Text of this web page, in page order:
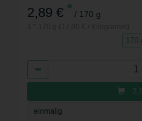
2,89 € * / 170 g
170